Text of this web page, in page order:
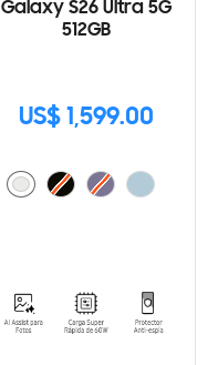
Galaxy S26 Ultra 5G
512GB
US$ 1,599.00